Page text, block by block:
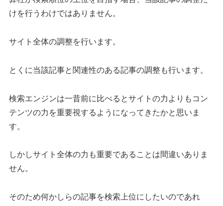
けを行うわけではありません。
サイト全体の調整を行います。
とくに当該記事と関連性のある記事の調整も行います。
検索エンジンは一昔前に比べるとサイトの力よりもコン
テンツの力を重要視するようになってきたかと思いま
す。
しかしサイト全体の力も重要であることは間違いありま
せん。
そのため何かしらの記事を検索上位にしたいのであれ